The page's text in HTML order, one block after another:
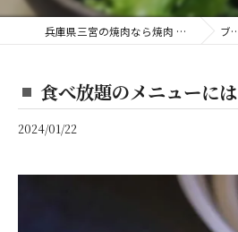
兵庫県三宮の焼肉なら焼肉 あらし ブログ
食べ放題のメニューには
2024/01/22